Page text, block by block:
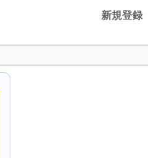
新規登録